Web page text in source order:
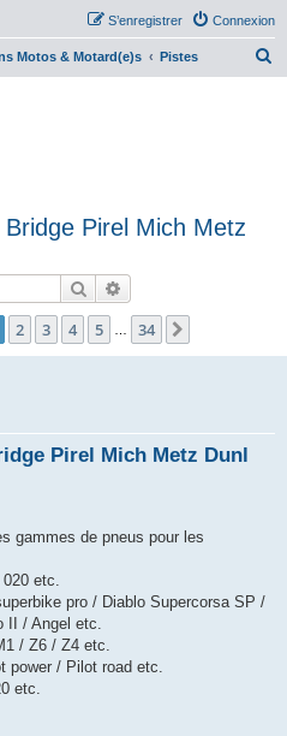
Connexion
S’enregistrer
Motos & Motard(e)s Pistes
Pirel Mich Metz
Rechercher
1sur34
2 3 4 5 34
Pirel Mich Metz Dunl
gammes de pneus pour les
020 etc.
pro / Diablo Supercorsa SP /
II / Angel etc.
/ Z6 / Z4 etc.
power / Pilot road etc.
etc.